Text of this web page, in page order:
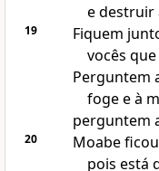
e destruir
19
Fiquem
vocês
Perguntem
foge e à
perguntem
20
Moabe
pois está